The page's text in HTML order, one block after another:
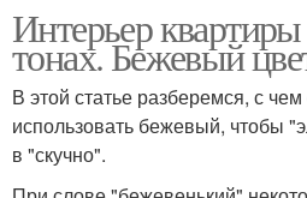
Интерьер
тонах. Бежевый
В этой статье разберемся, с чем
использовать бежевый, чтобы
в "скучно".